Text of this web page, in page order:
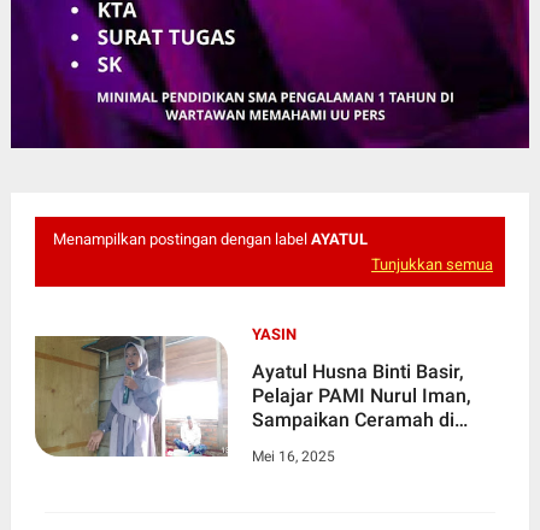
Menampilkan postingan dengan label AYATUL
Tunjukkan semua
YASIN
Ayatul Husna Binti Basir,
Pelajar PAMI Nurul Iman,
Sampaikan Ceramah di
Kemang
Mei 16, 2025